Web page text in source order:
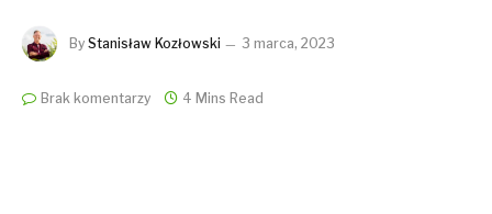
By Stanisław Kozłowski 3 marca, 2023
Brak komentarzy 4 Mins Read